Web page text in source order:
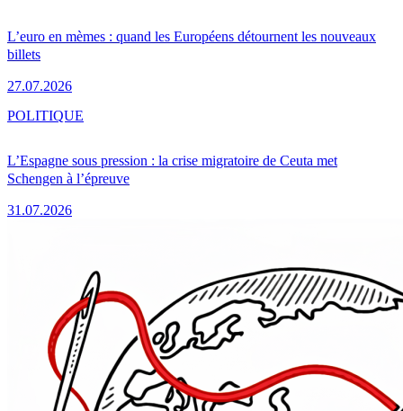
L’euro en mèmes : quand les Européens détournent les nouveaux
billets
27.07.2026
L’Espagne sous pression : la crise migratoire de Ceuta met
Schengen à l’épreuve
31.07.2026
POLITIQUE